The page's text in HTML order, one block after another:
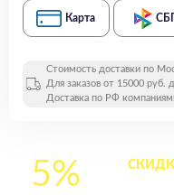
Карта СБП
Стоимость доставки по
Для заказов от 15000 руб.
Доставка по РФ
5%